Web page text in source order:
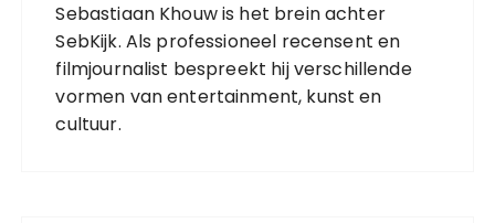
Sebastiaan Khouw is het brein achter
SebKijk. Als professioneel recensent en
filmjournalist bespreekt hij verschillende
vormen van entertainment, kunst en
cultuur.